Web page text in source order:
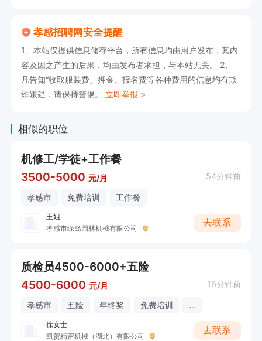
孝感招聘网安全提醒
1、本站仅提供信息储存平台，所有信息均由用户发布，其内
容及因之产生的后果，均由发布者承担，与本站无关。 2、
凡告知“收取服装费、押金、报名费等各种费用的信息均有欺
诈嫌疑，请保持警惕。 立即举报 >
相似的职位
机修工/学徒+工作餐
3500-5000 元/月 54分钟前
孝感市 免费培训 工作餐
王姐
孝感市绿岛园林机械有限公司
去联系
质检员4500-6000+五险
4500-6000 元/月 16分钟前
孝感市 五险 年终奖 免费培训 ...
徐女士
凯贺精密机械（湖北）有限公司
去联系